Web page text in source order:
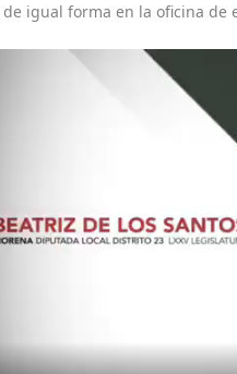
de igual forma en la oficina